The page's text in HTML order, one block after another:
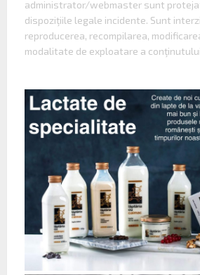
administrator/webmaster sunt
dispoziţiile legale incidente. Sunt
reproducerea, recompilarea,
modalitate de exploatare a